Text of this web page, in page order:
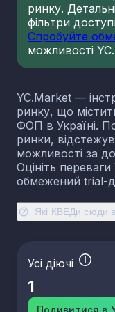
Які КВЕДи сюди
ринку.
фільтри
Спробуйте
можливості
YC.Market —
ринку, що
ФОП в Україні.
ринки,
можливості за
Оцініть
обмежений trial-
Усі діючі
1
Подивитися в
23.13
23.14
23.19
23.31
23.32
виробів
23.41
23.42
23.43
23.49
23.52